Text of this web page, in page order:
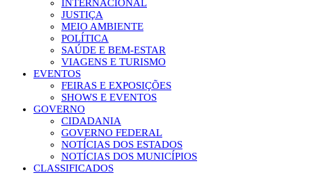
INTERNACIONAL
JUSTIÇA
MEIO AMBIENTE
POLÍTICA
SAÚDE E BEM-ESTAR
VIAGENS E TURISMO
EVENTOS
FEIRAS E EXPOSIÇÕES
SHOWS E EVENTOS
GOVERNO
CIDADANIA
GOVERNO FEDERAL
NOTÍCIAS DOS ESTADOS
NOTÍCIAS DOS MUNICÍPIOS
CLASSIFICADOS